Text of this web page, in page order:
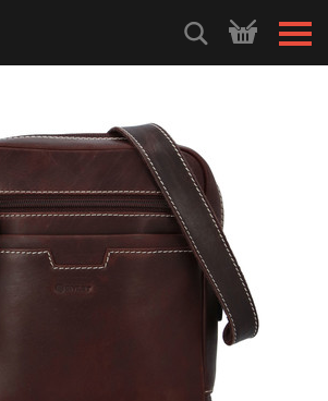
HLEDEJ